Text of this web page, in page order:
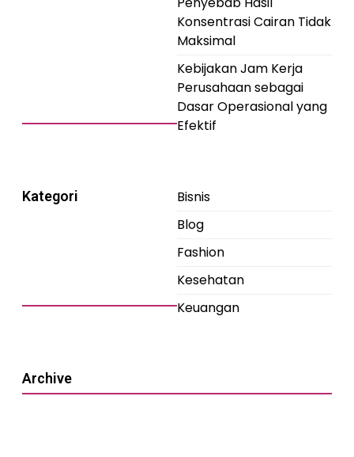
Konsentrasi Cairan Tidak
Maksimal
Kebijakan Jam Kerja
Perusahaan sebagai
Dasar Operasional yang
Efektif
Kategori
Bisnis
Blog
Fashion
Kesehatan
Keuangan
Archive